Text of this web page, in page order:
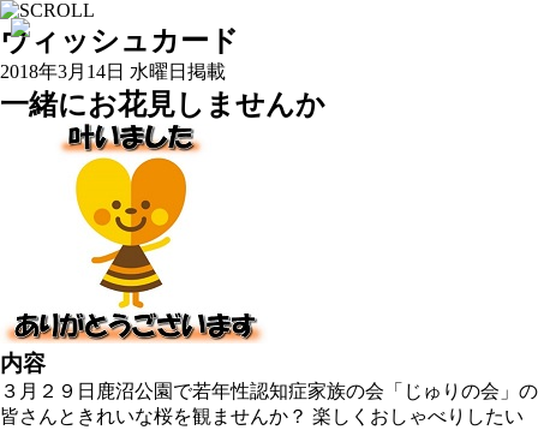
ウィッシュカード
2018年3月14日 水曜日掲載
一緒にお花見しませんか
内容
３月２９日鹿沼公園で若年性認知症家族の会「じゅりの会」の
皆さんときれいな桜を観ませんか？ 楽しくおしゃべりしたい